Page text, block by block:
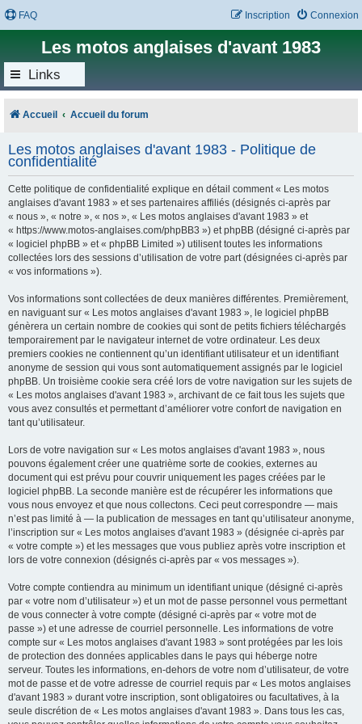
FAQ Connexion
Inscription
Les motos anglaises d'avant 1983
Links
Accueil Accueil du forum
Les motos anglaises d'avant 1983 - Politique de
confidentialité
Cette politique de confidentialité explique en détail comment « Les motos
anglaises d'avant 1983 » et ses partenaires affiliés (désignés ci-après par
« nous », « notre », « nos », « Les motos anglaises d'avant 1983 » et
« https://www.motos-anglaises.com/phpBB3 ») et phpBB (désigné ci-après par
« logiciel phpBB » et « phpBB Limited ») utilisent toutes les informations
collectées lors des sessions d’utilisation de votre part (désignées ci-après par
« vos informations »).
Vos informations sont collectées de deux manières différentes. Premièrement,
en naviguant sur « Les motos anglaises d'avant 1983 », le logiciel phpBB
génèrera un certain nombre de cookies qui sont de petits fichiers téléchargés
temporairement par le navigateur internet de votre ordinateur. Les deux
premiers cookies ne contiennent qu’un identifiant utilisateur et un identifiant
anonyme de session qui vous sont automatiquement assignés par le logiciel
phpBB. Un troisième cookie sera créé lors de votre navigation sur les sujets de
« Les motos anglaises d'avant 1983 », archivant de ce fait tous les sujets que
vous avez consultés et permettant d’améliorer votre confort de navigation en
tant qu’utilisateur.
Lors de votre navigation sur « Les motos anglaises d'avant 1983 », nous
pouvons également créer une quatrième sorte de cookies, externes au
document qui est prévu pour couvrir uniquement les pages créées par le
logiciel phpBB. La seconde manière est de récupérer les informations que
vous nous envoyez et que nous collectons. Ceci peut correspondre — mais
n’est pas limité à — la publication de messages en tant qu’utilisateur anonyme,
l’inscription sur « Les motos anglaises d'avant 1983 » (désignée ci-après par
« votre compte ») et les messages que vous publiez après votre inscription et
lors de votre connexion (désignés ci-après par « vos messages »).
Votre compte contiendra au minimum un identifiant unique (désigné ci-après
par « votre nom d’utilisateur ») et un mot de passe personnel vous permettant
de vous connecter à votre compte (désigné ci-après par « votre mot de
passe ») et une adresse de courriel personnelle. Les informations de votre
compte sur « Les motos anglaises d'avant 1983 » sont protégées par les lois
de protection des données applicables dans le pays qui héberge notre
serveur. Toutes les informations, en-dehors de votre nom d’utilisateur, de votre
mot de passe et de votre adresse de courriel requis par « Les motos anglaises
d'avant 1983 » durant votre inscription, sont obligatoires ou facultatives, à la
seule discrétion de « Les motos anglaises d'avant 1983 ». Dans tous les cas,